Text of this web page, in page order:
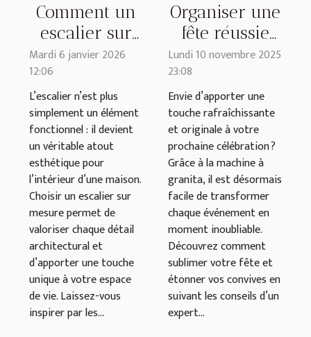
Comment un
escalier sur
mesure
améliore-t-il
l’esthétique de
votre maison
?
Mardi 6 janvier 2026
12:06
L’escalier n’est plus
simplement un élément
fonctionnel : il devient
un véritable atout
esthétique pour
l’intérieur d’une maison.
Choisir un escalier sur
mesure permet de
valoriser chaque détail
architectural et
d’apporter une touche
unique à votre espace
de vie. Laissez-vous
inspirer par les...
Organiser une
fête réussie
avec une
machine à
granita
Lundi 10 novembre 2025
23:08
Envie d’apporter une
touche rafraîchissante
et originale à votre
prochaine célébration ?
Grâce à la machine à
granita, il est désormais
facile de transformer
chaque événement en
moment inoubliable.
Découvrez comment
sublimer votre fête et
étonner vos convives en
suivant les conseils d’un
expert...